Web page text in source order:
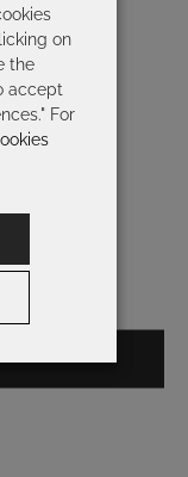
on
the
accept
For